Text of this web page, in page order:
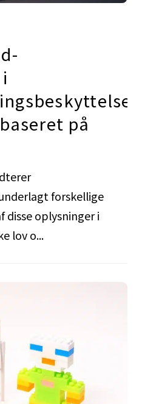
på
forskellige
disse oplysninger i
lov o...